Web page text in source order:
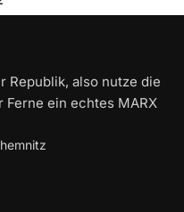
Republik, also nutze die
Ferne ein echtes MARX